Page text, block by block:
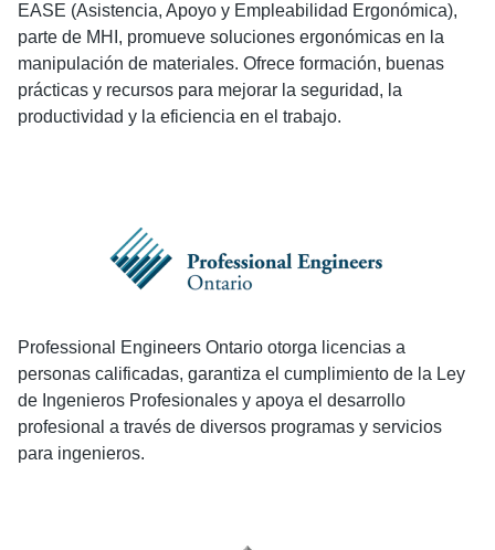
EASE (Asistencia, Apoyo y Empleabilidad Ergonómica),
parte de MHI, promueve soluciones ergonómicas en la
manipulación de materiales. Ofrece formación, buenas
prácticas y recursos para mejorar la seguridad, la
productividad y la eficiencia en el trabajo.
Professional Engineers Ontario otorga licencias a
personas calificadas, garantiza el cumplimiento de la Ley
de Ingenieros Profesionales y apoya el desarrollo
profesional a través de diversos programas y servicios
para ingenieros.